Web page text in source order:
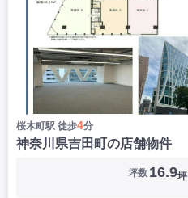
桜木町駅 徒歩4分
神奈川県吉田町の店舗物件
坪数 16.9坪